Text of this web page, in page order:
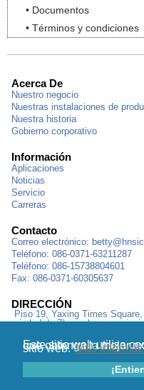
Este sitio web utiliza cookies para garantizar
sitio web.Más
• Documentos
• Términos y condiciones
Acerca De
Nuestro negocio
Nuestras instalaciones de
Nuestra historia
Gobierno corporativo
Información
Aplicaciones
Noticias
Servicio
Carreras
Contacto
Correo electrónico:
Teléfono: 086-0371-63211287
Teléfono: 086-15738804601
Fax: 086-0371-60305637
DIRECCIÓN
Piso 19, Yaxing Times
ciudad de Zhengzhou,
MAPA DEL SITIO|POLÍTICA
USO|